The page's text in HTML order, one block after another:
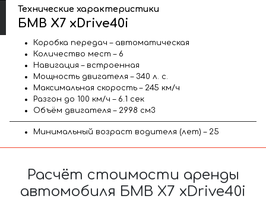
Технические характеристики
БМВ X7 xDrive40i
Коробка передач – автоматическая
Количество мест – 6
Навигация – встроенная
Мощность двигателя – 340 л. с.
Максимальная скорость – 245 км/ч
Разгон до 100 км/ч – 6.1 сек
Объём двигателя – 2998 см3
Минимальный возраст водителя (лет) – 25
Расчёт стоимости аренды
автомобиля БМВ X7 xDrive40i